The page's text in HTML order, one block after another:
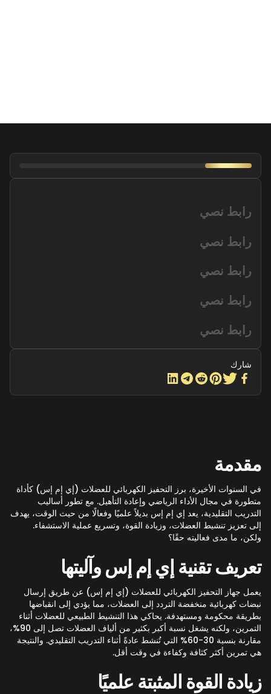
رابط نصي
رابط نصي
رابط نصي
رابط نصي
رابط نصي
شارك
مقدمة
في السنوات الأخيرة، برز التحفيز الكهربائي للعضلات (إي إم إس) كأداة
متطورة في مجال الأداء الرياضي وإعادة التأهيل. مع تطور أساليب
التدريب التقليدية، يعد إي إم إس بديلاً علميًا وفعالًا من حيث الوقت، يهدف
إلى تعزيز تنشيط العضلات، وزيادة القوة، وتسريع عملية الاستشفاء.
ولكن، ما مدى فعاليته حقًا؟
تعريف تقنية إي إم إس وآليتها
يعمل جهاز التحفيز الكهربائي للعضلات (إي إم إس) عن طريق إرسال
نبضات كهربائية منخفضة التردد إلى العضلات، مما يؤدي إلى انقباضها
بطريقة محكومة ومستهدفة. يحاكي هذا التنشيط الطبيعي للعضلات أثناء
التمرين، ولكنه يشغل نسبة أكبر بكثير من ألياف العضلات تصل إلى 90%،
مقارنة بنسبة 30-60% التي تُنشط عادةً أثناء التدريب التقليدي. والنتيجة
هي تمرين أكثر كثافة وكفاءة في وقت أقل.
زيادة القوة المثبتة علميًا